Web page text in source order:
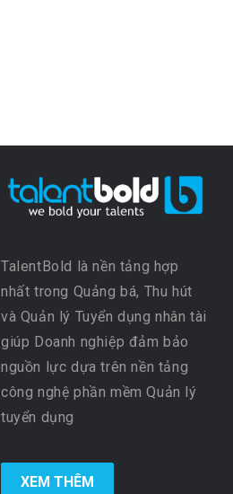
TalentBold là nền tảng hợp
nhất trong Quảng bá, Thu hút
và Quản lý Tuyển dụng nhân tài
giúp Doanh nghiệp đảm bảo
nguồn lực dựa trên nền tảng
công nghệ phần mềm Quản lý
tuyển dụng
XEM THÊM